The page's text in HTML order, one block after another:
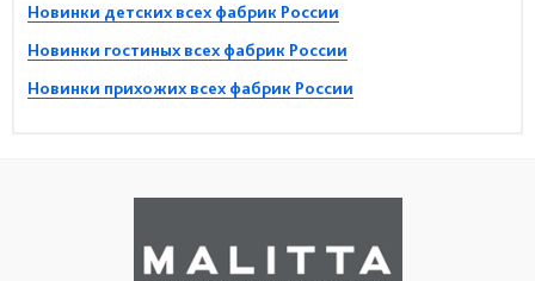
Новинки детских всех фабрик России
Новинки гостиных всех фабрик России
Новинки прихожих всех фабрик России